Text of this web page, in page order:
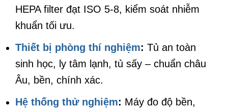
HEPA filter đạt ISO 5-8, kiểm soát nhiễm
khuẩn tối ưu.
Thiết bị phòng thí nghiệm: Tủ an toàn
sinh học, ly tâm lạnh, tủ sấy – chuẩn châu
Âu, bền, chính xác.
Hệ thống thử nghiệm: Máy đo độ bền,